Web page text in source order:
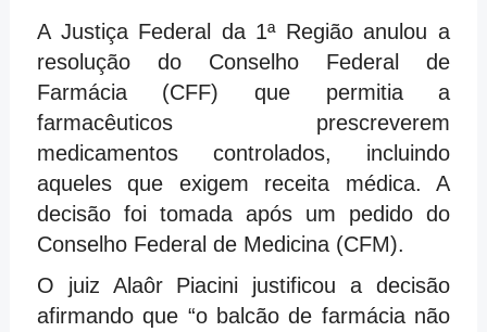
A Justiça Federal da 1ª Região anulou a
resolução do Conselho Federal de
Farmácia (CFF) que permitia a
farmacêuticos prescreverem
medicamentos controlados, incluindo
aqueles que exigem receita médica. A
decisão foi tomada após um pedido do
Conselho Federal de Medicina (CFM).
O juiz Alaôr Piacini justificou a decisão
afirmando que “o balcão de farmácia não